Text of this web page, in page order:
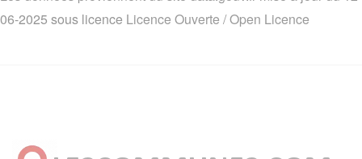
06-2025 sous licence Licence Ouverte / Open Licence